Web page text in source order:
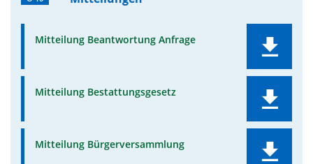
Mitteilung Beantwortung Anfrage
Mitteilung Bestattungsgesetz
Mitteilung Bürgerversammlung